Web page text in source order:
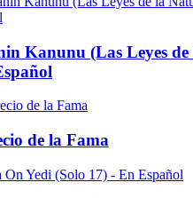
Kanunu (Las Leyes
de la Fama